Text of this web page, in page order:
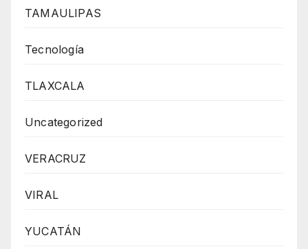
TAMAULIPAS
Tecnología
TLAXCALA
Uncategorized
VERACRUZ
VIRAL
YUCATÁN